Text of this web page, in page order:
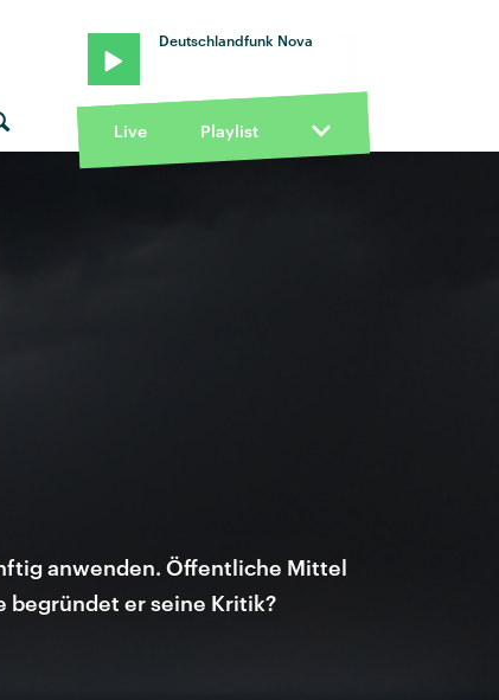
Deutschlandfunk Nova
Live Playlist
anwenden. Öffentliche Mittel
begründet er seine Kritik?